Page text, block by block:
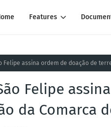
Features
Felipe assina ordem de doação de
Felipe
da Comarca